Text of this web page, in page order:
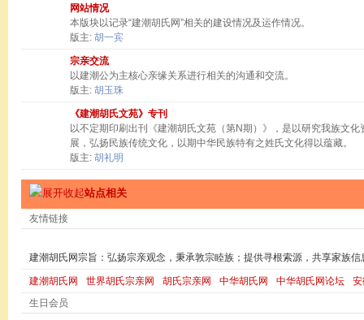
网站情况
本版块以记录“建潮胡氏网”相关的建设情况及运作情况。
版主: 胡一宾
宗亲交流
以建潮公为主核心亲缘关系进行相关的沟通和交流。
版主: 胡玉珠
《建潮胡氏文苑》专刊
以不定期印刷出刊《建潮胡氏文苑（第N期）》，是以研究我族文
展，弘扬民族传统文化，以期中华民族特有之姓氏文化得以蕴藏。
版主: 胡礼明
站点相关
友情链接
建潮胡氏网宗旨：弘扬宗亲观念，秉承敦宗睦族；提供寻根索源，共享家族信
建潮胡氏网 世界胡氏宗亲网 胡氏宗亲网 中华胡氏网 中华胡氏网论坛
生日会员